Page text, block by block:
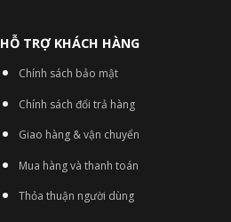
HỖ TRỢ KHÁCH HÀNG
Chính sách bảo mật
Chính sách đổi trả hàng
Giao hàng & vận chuyển
Mua hàng và thanh toán
Thỏa thuận người dùng